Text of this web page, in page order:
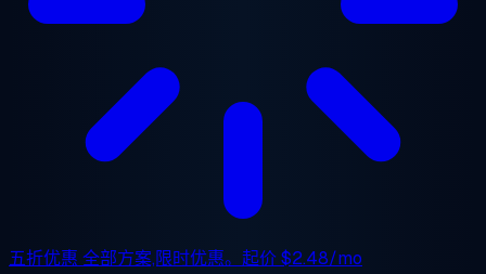
五折优惠 全部方案,限时优惠。起价$2.48/mo